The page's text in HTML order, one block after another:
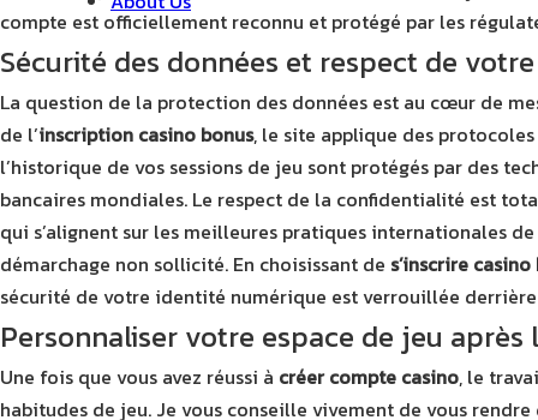
compte est officiellement reconnu et protégé par les
Sécurité des données et respect de
La question de la protection des données est au cœur de
de l’inscription casino bonus, le site applique des
l’historique de vos sessions de jeu sont protégés par des
bancaires mondiales. Le respect de la confidentialité est
qui s’alignent sur les meilleures pratiques internationales
démarchage non sollicité. En choisissant de s’inscrire casino
sécurité de votre identité numérique est verrouillée
Personnaliser votre espace de jeu après
Une fois que vous avez réussi à créer compte casino, le
habitudes de jeu. Je vous conseille vivement de vous